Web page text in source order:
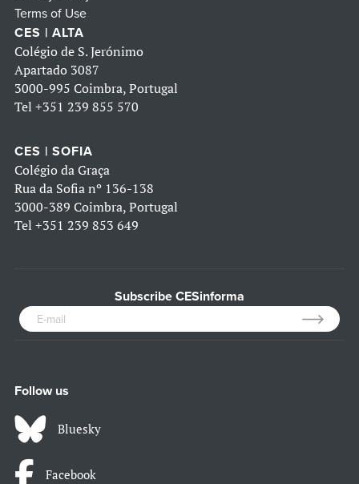
Terms of Use
CES | ALTA
Colégio de S. Jerónimo
Apartado 3087
3000-995 Coimbra, Portugal
Tel +351 239 855 570
CES | SOFIA
Colégio da Graça
Rua da Sofia nº 136-138
3000-389 Coimbra, Portugal
Tel +351 239 853 649
Subscribe CESinforma
Follow us
Bluesky
Facebook